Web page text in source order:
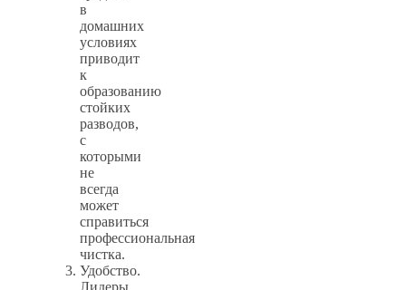
в
домашних
условиях
приводит
к
образованию
стойких
разводов,
с
которыми
не
всегда
может
справиться
профессиональная
чистка.
Удобство.
Лидеры